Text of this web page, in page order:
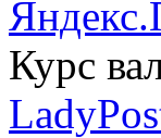
Курс